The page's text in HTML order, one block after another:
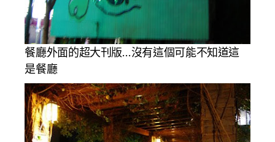
餐廳外面的超大刊版…沒有這個可能不知道這
是餐廳